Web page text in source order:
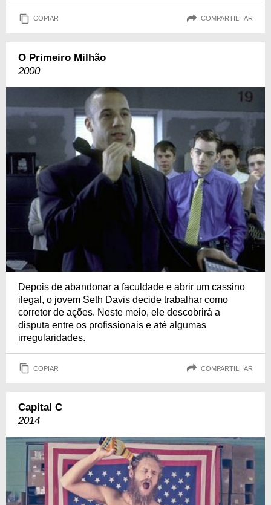
COPIAR COMPARTILHAR
O Primeiro Milhão
2000
Depois de abandonar a faculdade e abrir um cassino
ilegal, o jovem Seth Davis decide trabalhar como
corretor de ações. Neste meio, ele descobrirá a
disputa entre os profissionais e até algumas
irregularidades.
COPIAR COMPARTILHAR
Capital C
2014